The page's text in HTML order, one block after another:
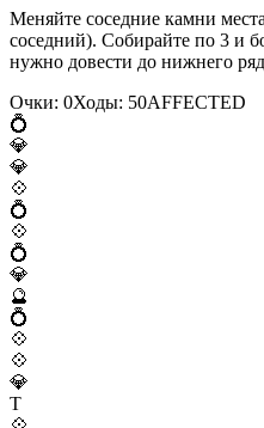
Меняйте соседние камни
соседний). Собирайте по 3 и
нужно довести до нижнего
Очки: 0Ходы: 50AFFECTED
💍
💎
💎
💠
💍
💠
💍
💎
🔮
💍
💠
💠
💎
T